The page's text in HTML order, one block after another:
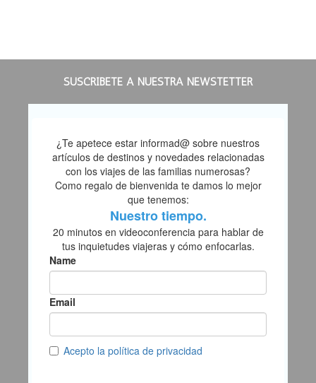
SUSCRÍBETE A NUESTRA NEWSTETTER